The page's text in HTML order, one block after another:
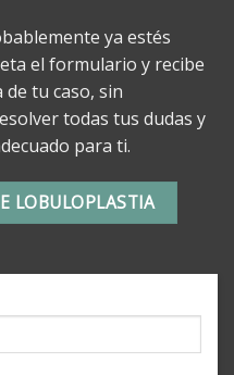
ya estés
el formulario y recibe
tu caso, sin
todas tus dudas y
para ti.
LOBULOPLASTIA